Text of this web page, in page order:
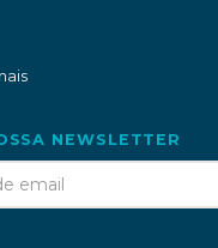
NEWSLETTER